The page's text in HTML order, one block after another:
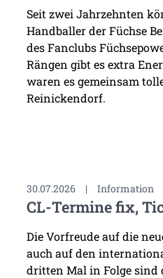
Seit zwei Jahrzehnten
Handballer der Füchse
des Fanclubs
Rängen gibt es extra
waren es gemeinsam
Reinickendorf.
30.07.2026 | Information
CL-Termine fix,
Die Vorfreude auf die
auch auf den
dritten Mal in Folge sind